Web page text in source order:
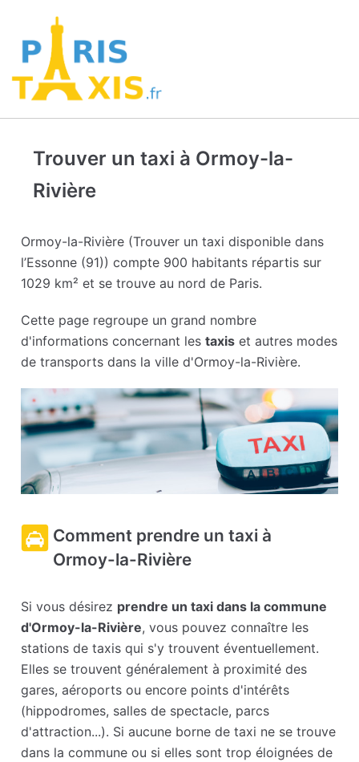
Trouver un taxi à Ormoy-la-
Rivière
Ormoy-la-Rivière (Trouver un taxi disponible dans
l’Essonne (91)) compte 900 habitants répartis sur
1029 km² et se trouve au nord de Paris.
Cette page regroupe un grand nombre
d'informations concernant lestaxis et autres modes
de transports dans la ville d'Ormoy-la-Rivière.
Comment prendre un taxi à
Ormoy-la-Rivière
Si vous désirez prendre un taxi dans la commune
d'Ormoy-la-Rivière, vous pouvez connaître les
stations de taxis qui s'y trouvent éventuellement.
Elles se trouvent généralement à proximité des
gares, aéroports ou encore points d'intérêts
(hippodromes, salles de spectacle, parcs
d'attraction...). Si aucune borne de taxi ne se trouve
dans la commune ou si elles sont trop éloignées de